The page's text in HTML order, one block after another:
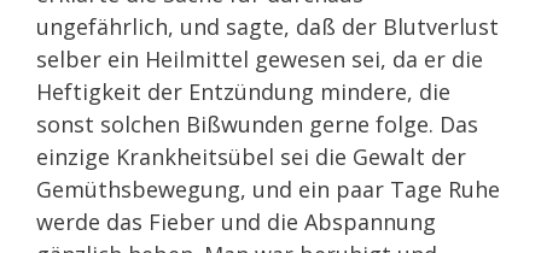
ungefährlich, und sagte, daß der Blutverlust
selber ein Heilmittel gewesen sei, da er die
Heftigkeit der Entzündung mindere, die
sonst solchen Bißwunden gerne folge. Das
einzige Krankheitsübel sei die Gewalt der
Gemüthsbewegung, und ein paar Tage Ruhe
werde das Fieber und die Abspannung